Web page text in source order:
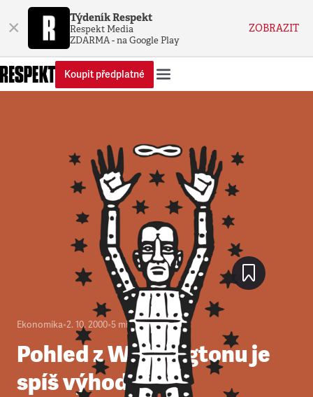
× Týdeník Respekt
Respekt Media
ZDARMA - na Google Play
ZOBRAZIT
Koupit předplatné
Ekonomika•2. 10. 2000•5 minut
Pohled z Washingtonu je
spíš výhoda,